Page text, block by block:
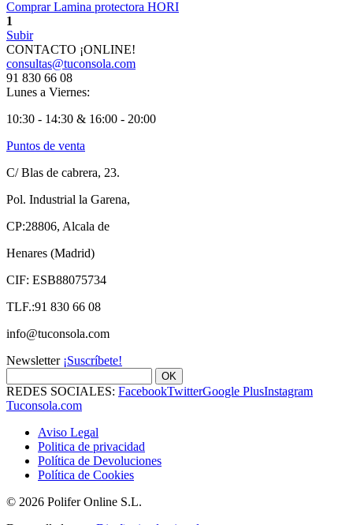
Comprar Lamina protectora HORI
1
Subir
CONTACTO ¡ONLINE!
consultas@tuconsola.com
91 830 66 08
Lunes a Viernes:
10:30 - 14:30 & 16:00 - 20:00
Puntos de venta
C/ Blas de cabrera, 23.
Pol. Industrial la Garena,
CP:28806, Alcala de
Henares (Madrid)
CIF: ESB88075734
TLF.:91 830 66 08
info@tuconsola.com
Newsletter ¡Suscríbete!
OK
REDES SOCIALES: FacebookTwitterGoogle PlusInstagram
Tuconsola.com
Aviso Legal
Politica de privacidad
Política de Devoluciones
Política de Cookies
© 2026 Polifer Online S.L.